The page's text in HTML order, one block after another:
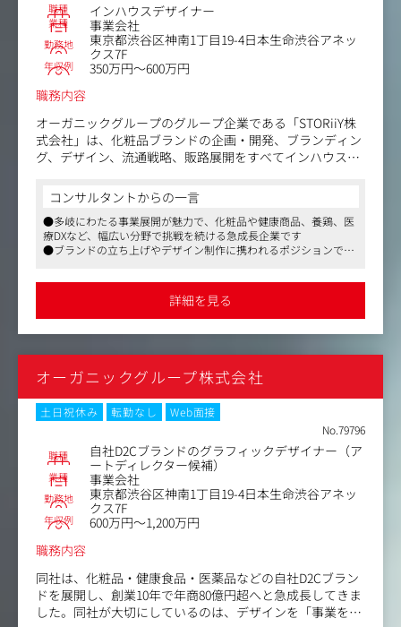
＜具体的には＞
以下いずれか、または複数をリード・実務として担ってい
ただきます。
・ブランドビジュアル設計
・パッケージデザイン、ラベル・ボトルにおけるアートデ
・プロモーション施策のクリエイティブコンセプト立案、
ビジュアル表現設計
・撮影ディレクション（スタイリング、クリエイティブ指
・デザイン制作チーム（社内／外部）および外部制作会社
・ブランド表現品質管理・統一性チェック
・新ブランド／新商品のデザインレビュー・ディレクショ
・他部署（企画、マーケティング、営業、EC、販路）との
連携によるグローバル展開やチャネル横断表現の最適化
スピレーション起点
【仕事内容（変更の範囲）】会社の定める範囲
職種 インハウスデザイナー
業種 事業会社
勤務地
東京都渋谷区神南1丁目19-4日本生命渋谷アネッ
クス7F
年収例
350万円～600万円
職務内容
オーガニックグループのグループ企業である「STORiiY株
式会社」は、化粧品ブランドの企画・開発、ブランディン
グ、デザイン、流通戦略、販路展開をすべてインハウスで
ラやノウハウを活かし、オンライン・オフライン統合マー
ケティング支援も展開しています。
「いい仲間と いい仕事をし いい会社をつくる」を理念と
し、社内外をリスペクトしながら挑戦を続ける環境を大切
にしています。
今回は自社ブランドおよび新規ライン展開に伴い、デザイ
ン制作力を強化するため、実務を担えるデザイナーを募集
＜具体的な業務内容＞
・化粧品や美容関連商品のパッケージデザイン（ラベル、
・販促物（POP、リーフレット、店頭什器など）のデザイ
ン制作
・Web／EC向けのビジュアル作成（バナー、SNS画像、広
告素材など）
・撮影に関わるデザイン補助、アートワーク作成
・ブランドガイドラインに沿ったデザイン展開と運用
・社内企画やマーケティング部門との連携によるデザイン
・外部パートナーとのやりとりや入稿データ管理
＜ポジションの魅力＞
コンサルタントからの一言
●多岐にわたる事業展開が魅力で、化粧品や健康商品、養鶏、医
療DXなど、幅広い分野で挑戦を続ける急成長企業です
●ブランドの立ち上げやデザイン制作に携われるポジションで
●スピード感ある環境で、社員の自己評価を重視した年俸決定や
勉強会支援制度など、成長を後押しする仕組みが整っています
詳細を見る
オーガニックグループ株式会社
土日祝休み 転勤なし
Web面接
No.79796
職種
自社D2Cブランドのグラフィックデザイナー（ア
ートディレクター候補）
業種 事業会社
勤務地
東京都渋谷区神南1丁目19-4日本生命渋谷アネッ
クス7F
年収例
600万円～1,200万円
職務内容
同社は、化粧品・健康食品・医薬品などの自社D2Cブラン
ドを展開し、創業10年で年商80億円超へと急成長してきま
した。同社が大切にしているのは、デザインを「事業を伸